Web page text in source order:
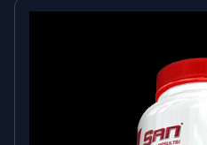
Όσοι ακολουθούν τη
Άτομα που επιθυμούν να
Όσοι θέλουν μια πηγή
περιεκτικότητα σε